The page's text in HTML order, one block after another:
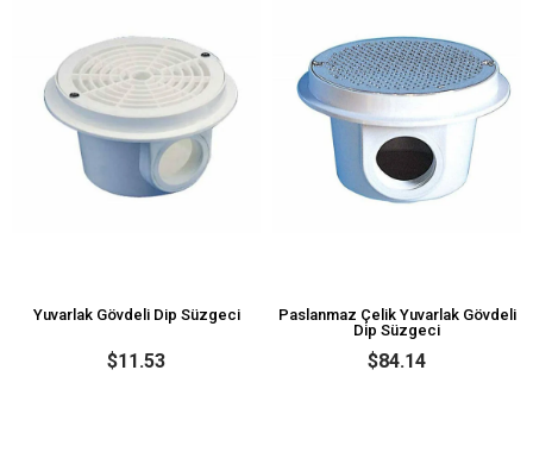
Yuvarlak Gövdeli Dip Süzgeci
$11.53
Paslanmaz Çelik Yuvarlak Gövdeli
Dip Süzgeci
$84.14